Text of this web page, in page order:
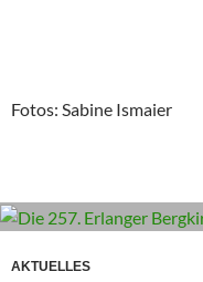
Fotos: Sabine Ismaier
AKTUELLES